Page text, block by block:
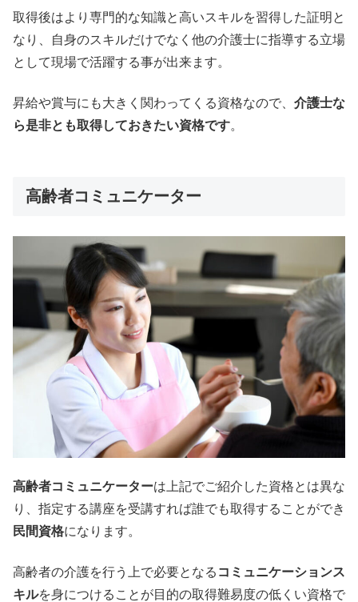
取得後はより専門的な知識と高いスキルを習得した証明と
なり、自身のスキルだけでなく他の介護士に指導する立場
として現場で活躍する事が出来ます。
昇給や賞与にも大きく関わってくる資格なので、 介護士な
ら是非とも取得しておきたい資格です。
高齢者コミュニケーター
高齢者コミュニケーターは上記でご紹介した資格とは異な
り、指定する講座を受講すれば誰でも取得することができ
民間資格になります。
高齢者の介護を行う上で必要となる コミュニケーションス
キルを身につけることが目的の取得難易度の低くい資格で